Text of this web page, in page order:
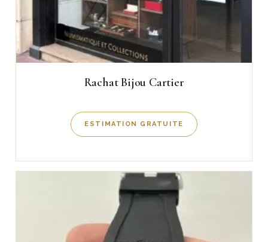
Rachat Bijou Cartier
ESTIMATION GRATUITE